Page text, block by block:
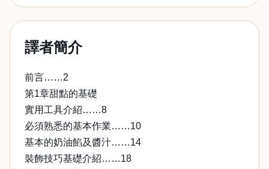
譯者簡介
前言……2
第1章甜點的基礎
實用工具介紹……8
必須熟悉的基本作業……10
基本的奶油餡及醬汁……14
裝飾技巧基礎介紹……18